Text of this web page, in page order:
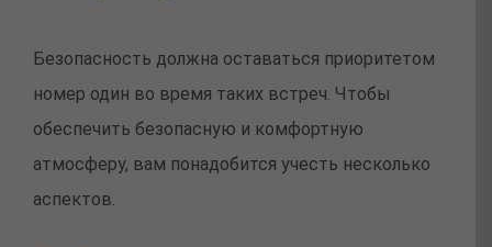
Безопасность должна оставаться приоритетом
номер один во время таких встреч. Чтобы
обеспечить безопасную и комфортную
атмосферу, вам понадобится учесть несколько
аспектов.